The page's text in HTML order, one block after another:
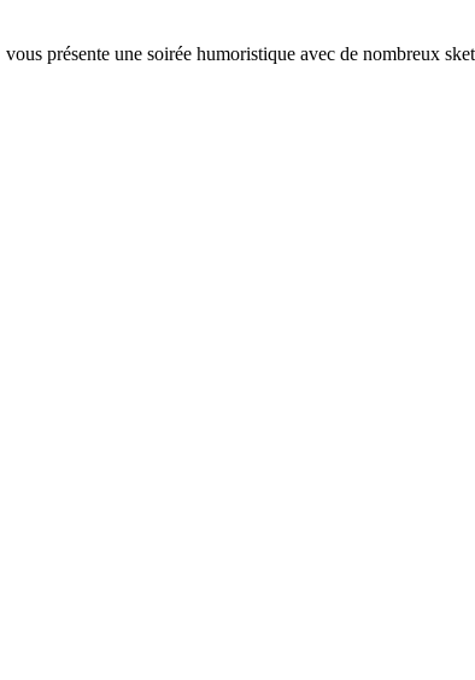
vous présente une soirée humoristique avec de nombreux